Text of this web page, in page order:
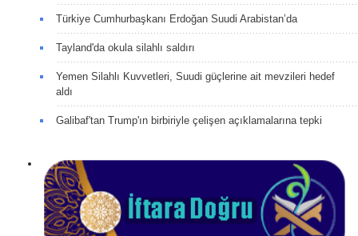
Türkiye Cumhurbaşkanı Erdoğan Suudi Arabistan’da
Tayland'da okula silahlı saldırı
Yemen Silahlı Kuvvetleri, Suudi güçlerine ait mevzileri hedef
aldı
Galibaf'tan Trump'ın birbiriyle çelişen açıklamalarına tepki